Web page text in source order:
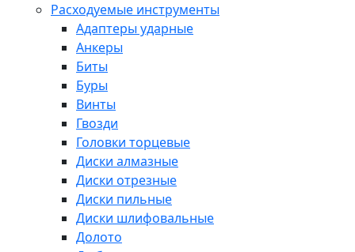
Расходуемые инструменты
Адаптеры ударные
Анкеры
Биты
Буры
Винты
Гвозди
Головки торцевые
Диски алмазные
Диски отрезные
Диски пильные
Диски шлифовальные
Долото